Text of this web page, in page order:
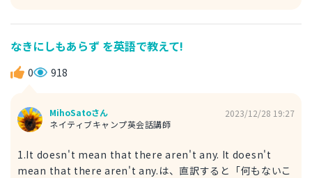
は直訳すると「食事の生活」となりますが、より自然に訳す
と「食生活」となります。食習慣や食生活全体を指す時に使
えます。 Because I eat rice everyday, rice is
indispensable for dietary life. （私はお米を毎日食べてい
part of my diet essentialとは「必要不可欠な」という意
味です。 part ofは「～の部分」と表します。dietは一般的
には食事や食習慣、食生活を表わします。 Rice is an
essential part of my diet. （お米は私の食生活に欠かせな
いです。）
なきにしもあらず を英語で教えて!
0 918
MihoSatoさん
ネイティブキャンプ英会話講師
2023/12/28 19:27
1.It doesn't mean that there aren't any. It doesn't
mean that there aren't any.は、直訳すると「何もないこ